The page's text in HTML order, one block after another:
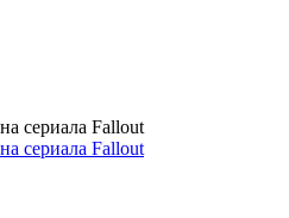
сериала Fallout
сериала Fallout